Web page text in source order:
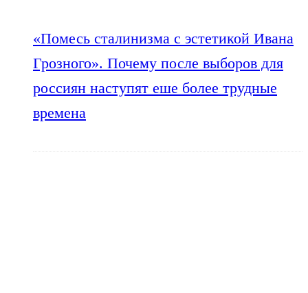
«Помесь сталинизма с эстетикой Ивана
Грозного». Почему после выборов для
россиян наступят еше более трудные
времена